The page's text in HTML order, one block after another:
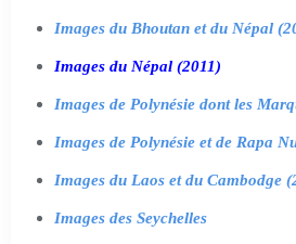
Images du Bhoutan et du Népal
Images du Népal (2011)
Images de Polynésie dont les
Images de Polynésie et de Rapa
Images du Laos et du Cambodge
Images des Seychelles